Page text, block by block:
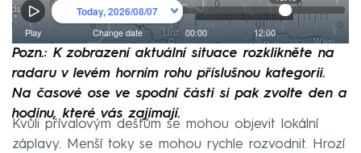
Pozn.: K zobrazení aktuální situace rozklikněte na
radaru v levém horním rohu příslušnou kategorii.
Na časové ose ve spodní části si pak zvolte den a
hodinu, které vás zajímají.
Kvůli přívalovým dešťům se mohou objevit lokální
záplavy. Menší toky se mohou rychle rozvodnit. Hrozí